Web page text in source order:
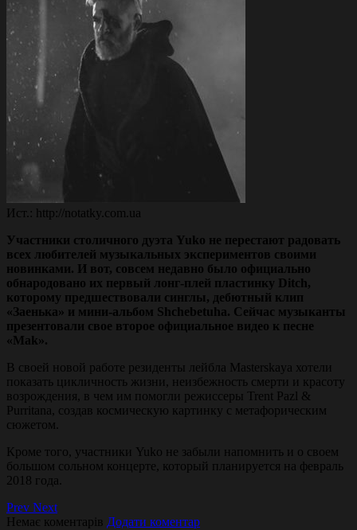
Ист.: http://notatky.com.ua
Участники столичного дуэта Yuko не перестают радовать
всех любителей музыкальных экспериментов своими
новинками. И вот, совсем недавно было официально
обнародовано их первый лонг-плей пластинку Ditch,
которому предшествовали синглы, дебютный клип
«Заенька» и мини-альбом Shchebetuha. Сейчас музыканты
презентовали свое второе официальное видео к песне
«Маk».
В своей новой работе резиденты лейбла Masterskaya хотели
показать цикличность жизни, неизбежность смерти и красоту
возрождения, в чем им помогли режиссеры Trent Pazl &
Purritana, создав космическую картинку с метафорическим
сюжетом.
Кроме того, участники Yuko не забыли напомнить и о своем
большом сольном концерте, который планируется на февраль
2018 года.
Prev Next
Немає коментарів Додати коментар